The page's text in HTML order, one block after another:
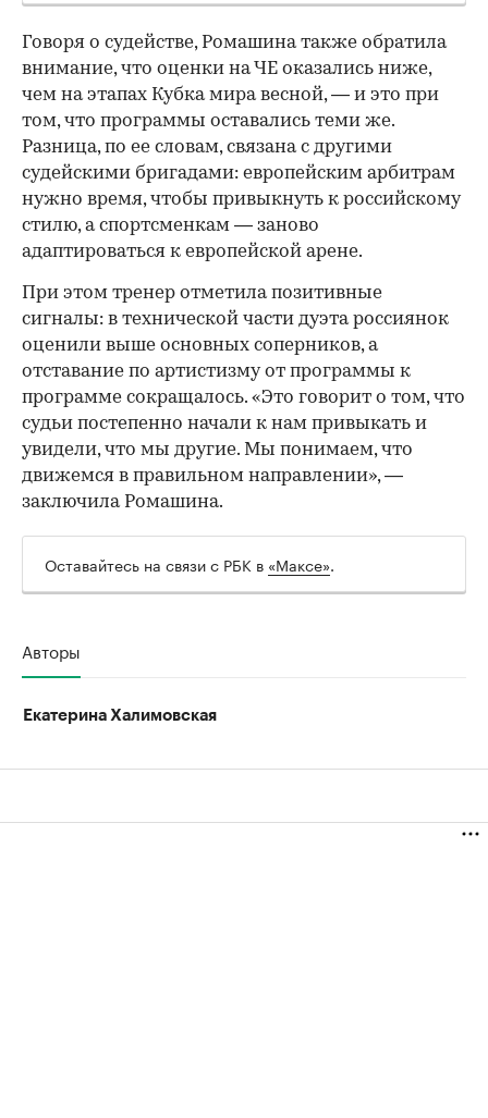
Говоря о судействе, Ромашина также обратила
внимание, что оценки на ЧЕ оказались ниже,
чем на этапах Кубка мира весной, — и это при
том, что программы оставались теми же.
Разница, по ее словам, связана с другими
судейскими бригадами: европейским арбитрам
нужно время, чтобы привыкнуть к российскому
стилю, а спортсменкам — заново
адаптироваться к европейской арене.
При этом тренер отметила позитивные
сигналы: в технической части дуэта россиянок
оценили выше основных соперников, а
отставание по артистизму от программы к
программе сокращалось. «Это говорит о том, что
судьи постепенно начали к нам привыкать и
увидели, что мы другие. Мы понимаем, что
движемся в правильном направлении», —
заключила Ромашина.
Оставайтесь на связи с РБК в «Максе».
Авторы
Екатерина Халимовская